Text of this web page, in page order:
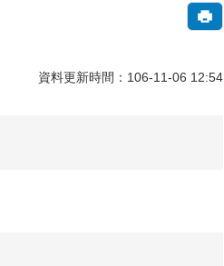
資料更新時間：106-11-06 12:54